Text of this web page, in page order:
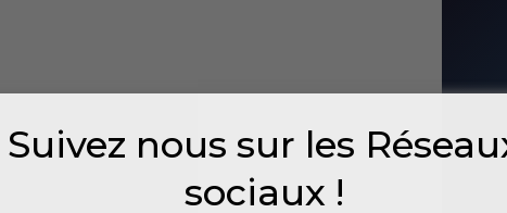
Suivez nous sur les
sociaux !